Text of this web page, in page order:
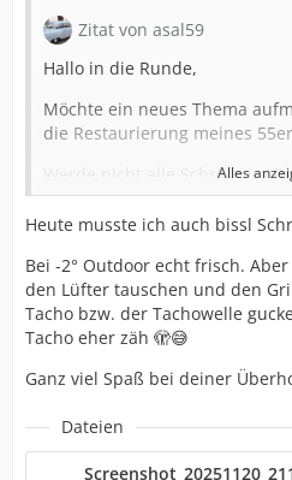
Zitat von asal59
Hallo in die Runde,
Möchte ein neues Thema
die Restaurierung meines
Werde nicht alle Schritte im
dokumentieren (das wäre
es soll eine kurze Info zu den
ich diese hier ein – und hoffe,
jemand weiterhelfen kann…
Habe leider keine beheizbare
zunächst mal kleinere
abmontieren und in der
Im nächsten Frühjahr kommt
Alles
Heute musste ich auch bissl
Bei -2° Outdoor echt frisch.
den Lüfter tauschen und den
Tacho bzw. der Tachowelle
Tacho eher zäh 🫣😅
Ganz viel Spaß bei deiner
Dateien